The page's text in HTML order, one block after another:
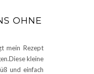
OHNE
mein Rezept
kleine
und einfach